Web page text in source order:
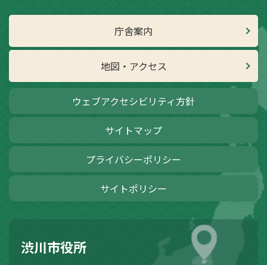
庁舎案内
地図・アクセス
ウェブアクセシビリティ方針
サイトマップ
プライバシーポリシー
サイトポリシー
渋川市役所